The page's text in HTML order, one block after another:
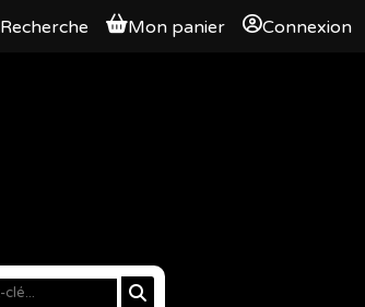
Recherche Mon panier Connexion